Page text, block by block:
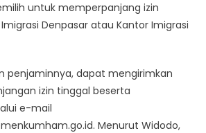
untuk memperpanjang izin
Denpasar atau Kantor Imigrasi
penjaminnya, dapat mengirimkan
izin tinggal beserta
e-mail
Menurut Widodo,